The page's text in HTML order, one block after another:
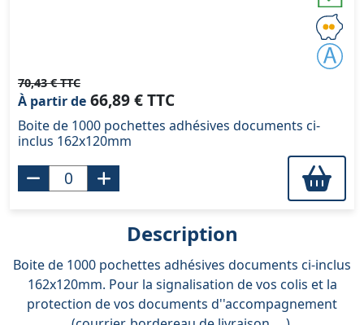
70,43 € TTC
À partir de 66,89 € TTC
Boite de 1000 pochettes adhésives documents ci-
inclus 162x120mm
Description
Boite de 1000 pochettes adhésives documents ci-inclus
162x120mm. Pour la signalisation de vos colis et la
protection de vos documents d''accompagnement